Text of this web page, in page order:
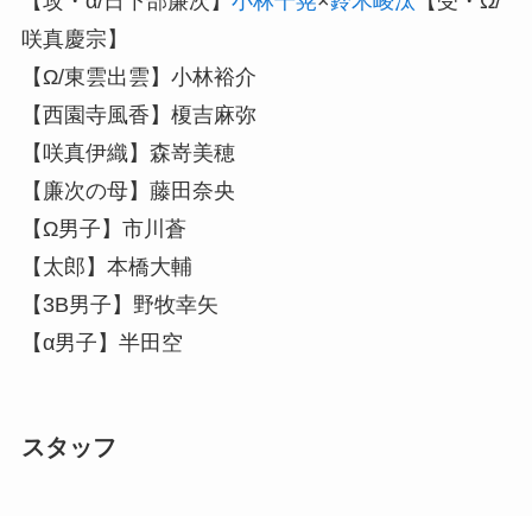
咲真慶宗】
【Ω/東雲出雲】小林裕介
【西園寺風香】榎吉麻弥
【咲真伊織】森嵜美穂
【廉次の母】藤田奈央
【Ω男子】市川蒼
【太郎】本橋大輔
【3B男子】野牧幸矢
【α男子】半田空
スタッフ